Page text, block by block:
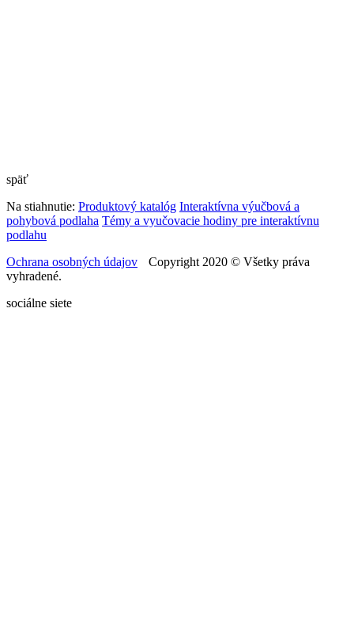
späť
Na stiahnutie: Produktový katalóg Interaktívna výučbová a
pohybová podlaha Témy a vyučovacie hodiny pre interaktívnu
podlahu
Ochrana osobných údajov
Copyright 2020 © Všetky práva
vyhradené.
sociálne siete